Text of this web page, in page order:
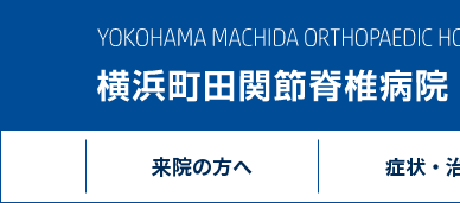
来院の方へ 症状・